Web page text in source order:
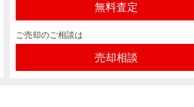
無料査定
ご売却のご相談は
売却相談